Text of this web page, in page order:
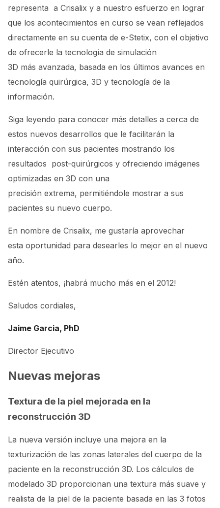
representa a Crisalix y a nuestro esfuerzo en lograr
que los acontecimientos en curso se vean reflejados
directamente en su cuenta de e-Stetix, con el objetivo
de ofrecerle la tecnología de simulación
3D más avanzada, basada en los últimos avances en
tecnología quirúrgica, 3D y tecnología de la
información.
Siga leyendo para conocer más detalles a cerca de
estos nuevos desarrollos que le facilitarán la
interacción con sus pacientes mostrando los
resultados post-quirúrgicos y ofreciendo imágenes
optimizadas en 3D con una
precisión extrema, permitiéndole mostrar a sus
pacientes su nuevo cuerpo.
En nombre de Crisalix, me gustaría aprovechar
esta oportunidad para desearles lo mejor en el nuevo
año.
Estén atentos, ¡habrá mucho más en el 2012!
Saludos cordiales,
Jaime Garcia, PhD
Director Ejecutivo
Nuevas mejoras
Textura de la piel mejorada en la
reconstrucción 3D
La nueva versión incluye una mejora en la
texturización de las zonas laterales del cuerpo de la
paciente en la reconstrucción 3D. Los cálculos de
modelado 3D proporcionan una textura más suave y
realista de la piel de la paciente basada en las 3 fotos